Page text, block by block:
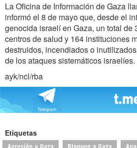
La Oficina de Información de Gaza
informó el 8 de mayo que, desde el
genocida israelí en Gaza, un total de
centros de salud y 164 instituciones
destruidos, incendiados o
de los ataques sistemáticos israelíes.
ayk/ncl/rba
Etiquetas
Agresión a Gaza Bloqueo a Gaza